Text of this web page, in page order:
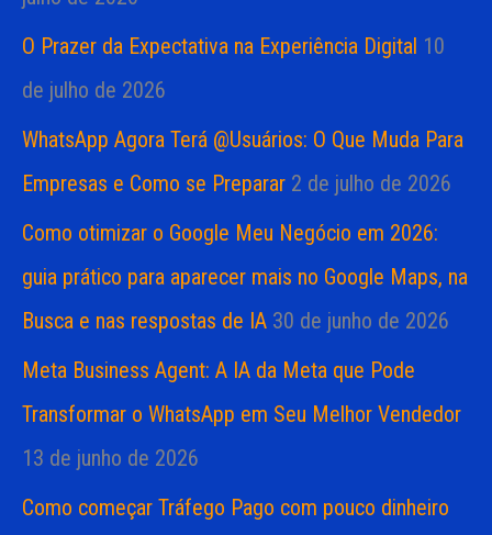
O Prazer da Expectativa na Experiência Digital 10
de julho de 2026
WhatsApp Agora Terá @Usuários: O Que Muda Para
Empresas e Como se Preparar 2 de julho de 2026
Como otimizar o Google Meu Negócio em 2026:
guia prático para aparecer mais no Google Maps, na
Busca e nas respostas de IA 30 de junho de 2026
Meta Business Agent: A IA da Meta que Pode
Transformar o WhatsApp em Seu Melhor Vendedor
13 de junho de 2026
Como começar Tráfego Pago com pouco dinheiro